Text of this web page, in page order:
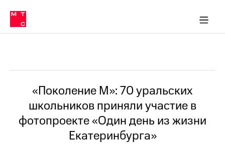
Медиа-центр
и акционерам
Устойчивое развитие
Комплаенс и деловая этика
компании
Карьера
История
компании
Руководство
региона
в МТС
Пресс-
релизы
МТС
о технологиях
«Поколение М»: 70 уральских
школьников приняли участие в
фотопроекте «Один день из жизни
Екатеринбурга»